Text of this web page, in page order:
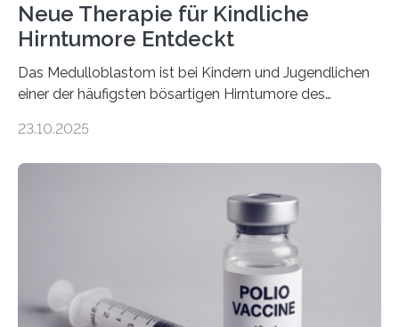
Neue Therapie für Kindliche
Hirntumore Entdeckt
Das Medulloblastom ist bei Kindern und Jugendlichen
einer der häufigsten bösartigen Hirntumore des
Betroffenen können mit heutigen Methoden geheilt
Dringend benötigt werden zielgerichtete Therapien, die
nur Tumorschwachstellen angreifen und normales
Gewebe verschonen. Forschende um Daniel Merk vom
Hertie-Institut für klinische Hirnforschung am
Universitätsklinikum Tübingen haben eine solche
Schwachstelle im Erbgut einer Untergruppe des
23.10.2025